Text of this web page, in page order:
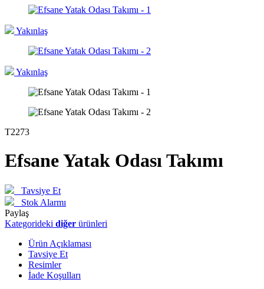
Yakınlaş
Yakınlaş
T2273
Efsane Yatak Odası Takımı
Tavsiye Et
Stok Alarmı
Paylaş
Kategorideki diğer ürünleri
Ürün Açıklaması
Tavsiye Et
Resimler
İade Koşulları